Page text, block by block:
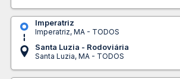
Imperatriz
Imperatriz, MA - TODOS
Santa Luzia - Rodoviária
Santa Luzia, MA - TODOS